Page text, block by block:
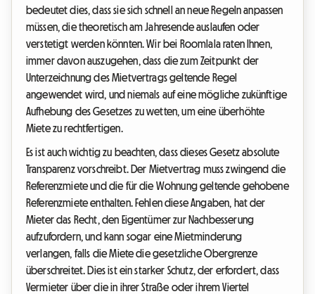
bedeutet dies, dass sie sich schnell an neue Regeln anpassen
müssen, die theoretisch am Jahresende auslaufen oder
verstetigt werden könnten. Wir bei Roomlala raten Ihnen,
immer davon auszugehen, dass die zum Zeitpunkt der
Unterzeichnung des Mietvertrags geltende Regel
angewendet wird, und niemals auf eine mögliche zukünftige
Aufhebung des Gesetzes zu wetten, um eine überhöhte
Miete zu rechtfertigen.
Es ist auch wichtig zu beachten, dass dieses Gesetz absolute
Transparenz vorschreibt. Der Mietvertrag muss zwingend die
Referenzmiete und die für die Wohnung geltende gehobene
Referenzmiete enthalten. Fehlen diese Angaben, hat der
Mieter das Recht, den Eigentümer zur Nachbesserung
aufzufordern, und kann sogar eine Mietminderung
verlangen, falls die Miete die gesetzliche Obergrenze
überschreitet. Dies ist ein starker Schutz, der erfordert, dass
Vermieter über die in ihrer Straße oder ihrem Viertel